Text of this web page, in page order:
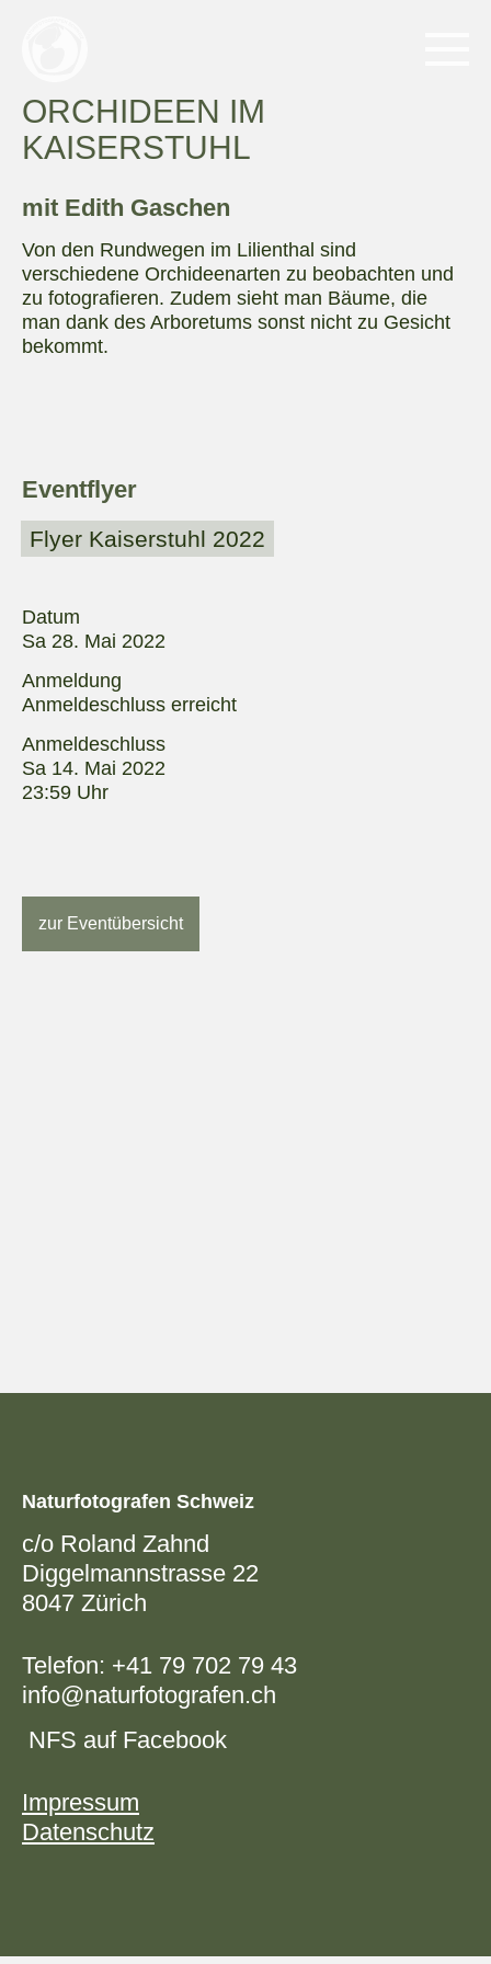
ORCHIDEEN IM
KAISERSTUHL
mit Edith Gaschen
Von den Rundwegen im Lilienthal sind
verschiedene Orchideenarten zu beobachten und
zu fotografieren. Zudem sieht man Bäume, die
man dank des Arboretums sonst nicht zu Gesicht
bekommt.
Eventflyer
Flyer Kaiserstuhl 2022
Datum
Sa 28. Mai 2022
Anmeldung
Anmeldeschluss erreicht
Anmeldeschluss
Sa 14. Mai 2022
23:59 Uhr
zur Eventübersicht
Naturfotografen Schweiz
c/o Roland Zahnd
Diggelmannstrasse 22
8047 Zürich
Telefon: +41 79 702 79 43
info@naturfotografen.ch
NFS auf Facebook
Impressum
Datenschutz